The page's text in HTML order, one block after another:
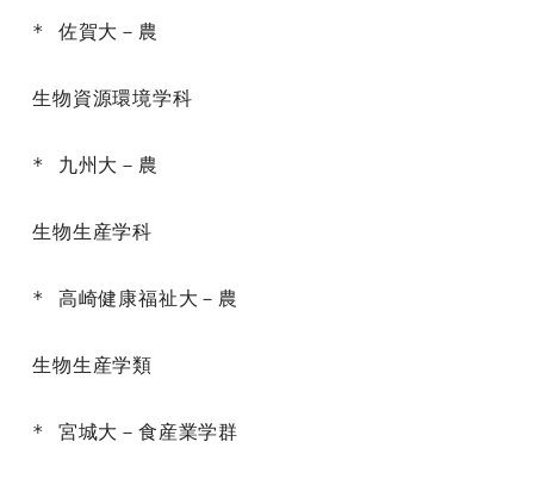
* 佐賀大－農
生物資源環境学科
* 九州大－農
生物生産学科
* 高崎健康福祉大－農
生物生産学類
* 宮城大－食産業学群